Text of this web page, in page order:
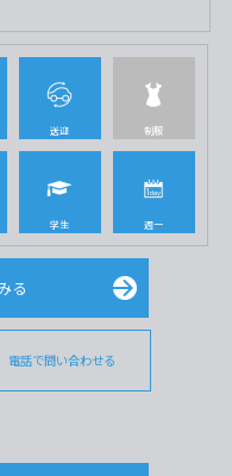
送迎 制服
学生 週一
る
電話で問い合わせる